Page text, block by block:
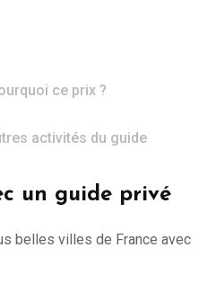
ce prix ?
activités du guide
un guide privé
belles villes de France avec